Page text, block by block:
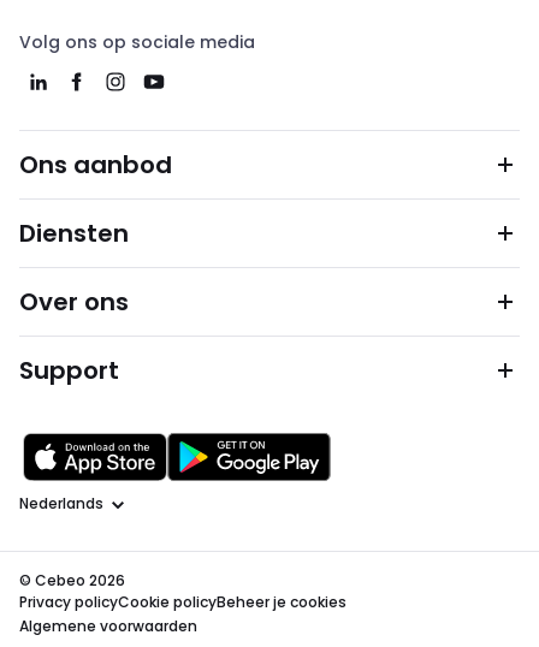
Volg ons op sociale media
Ons aanbod
Diensten
Over ons
Support
Taal
© Cebeo 2026
Privacy policyCookie policyBeheer je cookies
Algemene voorwaarden